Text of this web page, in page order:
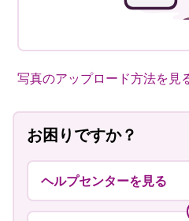
写真のアップロード方法を見
お困りですか？
ヘルプセンターを見る